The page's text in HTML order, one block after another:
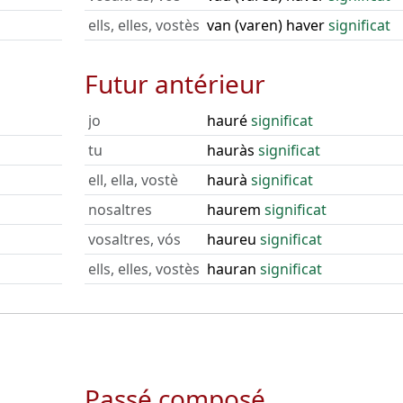
ells, elles, vostès van (varen) haversignificat
Futur antérieur
jo haurésignificat
tu
hauràs significat
ell, ella, vostè
haurà significat
nosaltres
haurem significat
vosaltres, vós
haureu significat
ells, elles, vostès hauran significat